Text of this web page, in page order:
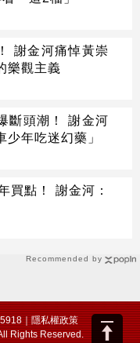
Recommended by
謝金河痛悼黃崇
樂觀主義
斷頭潮！ 謝金河
少年吃迷幻藥」
買點！ 謝金河：
｜隱私權政策
Rights Reserved.